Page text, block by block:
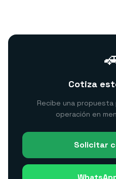
Cotiza
Recibe una
operación en
Solicitar